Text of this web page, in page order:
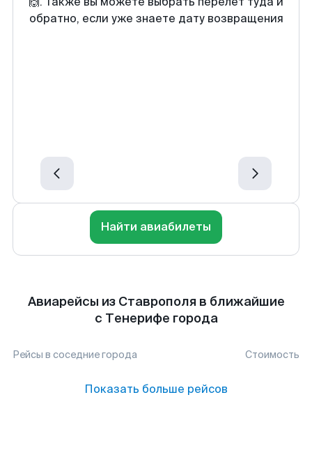
обратно, если уже знаете дату возвращения
Найти авиабилеты
Авиарейсы из Ставрополя в ближайшие
с Тенерифе города
Рейсы в соседние города Стоимость
Показать больше рейсов